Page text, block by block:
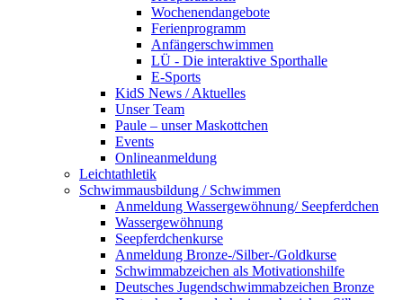
Wochenendangebote
Ferienprogramm
Anfängerschwimmen
LÜ - Die interaktive Sporthalle
E-Sports
KidS News / Aktuelles
Unser Team
Paule – unser Maskottchen
Events
Onlineanmeldung
Leichtathletik
Schwimmausbildung / Schwimmen
Anmeldung Wassergewöhnung/ Seepferdchen
Wassergewöhnung
Seepferdchenkurse
Anmeldung Bronze-/Silber-/Goldkurse
Schwimmabzeichen als Motivationshilfe
Deutsches Jugendschwimmabzeichen Bronze